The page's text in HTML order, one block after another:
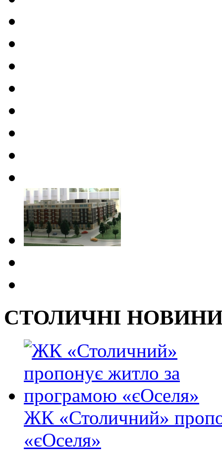
СТОЛИЧНІ
ЖК «Столичний»
«єОселя»